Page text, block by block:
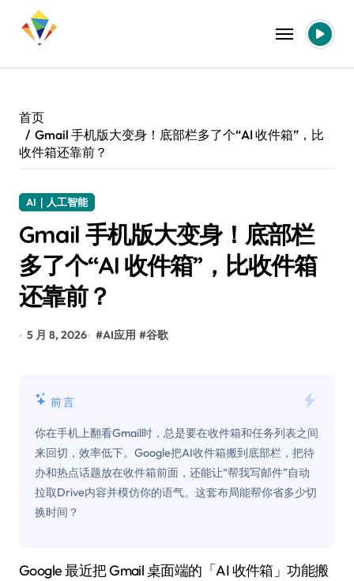
首页
Gmail 手机版大变身！底部栏多了个“AI 收件箱”，比
收件箱还靠前？
AI｜人工智能
Gmail 手机版大变身！底部栏
多了个“AI 收件箱”，比收件箱
还靠前？
5 月 8, 2026 #AI应用 #谷歌
前言
你在手机上翻看Gmail时，总是要在收件箱和任务列表之间
来回切，效率低下。Google把AI收件箱搬到底部栏，把待
办和热点话题放在收件箱前面，还能让“帮我写邮件”自动
拉取Drive内容并模仿你的语气。这套布局能帮你省多少切
换时间？
Google 最近把 Gmail 桌面端的「AI 收件箱」功能搬